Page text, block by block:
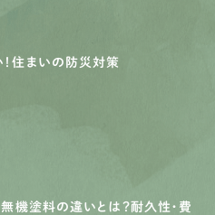
住まいの防災対策
無機塗料の違いとは？耐久性・費